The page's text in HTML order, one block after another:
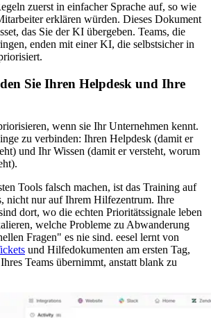
zuerst in einfacher Sprache auf, so wie
erklären würden. Dieses Dokument
das Sie der KI übergeben. Teams, die
enden mit einer KI, die selbstsicher in
Sie Ihren Helpdesk und Ihre
wenn sie Ihr Unternehmen kennt.
zu verbinden: Ihren Helpdesk (damit er
und Ihr Wissen (damit er versteht, worum
Tools falsch machen, ist das Training auf
nicht nur auf Ihrem Hilfezentrum. Ihre
dort, wo die echten Prioritätssignale leben
welche Probleme zu Abwanderung
Fragen" es nie sind. eesel lernt von
und Hilfedokumenten am ersten Tag,
Teams übernimmt, anstatt blank zu